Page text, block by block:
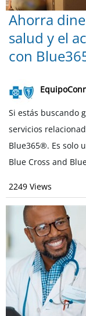
Ahorra
salud y el
con
Si estás buscando
servicios
Blue365®. Es solo
Blue Cross and
2249 Views